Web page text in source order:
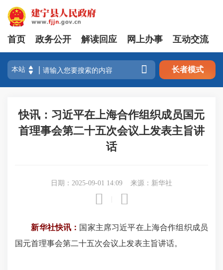
首页 政务公开 解读回应 网上办事 互动交流
 长者模式
快讯：习近平在上海合作组织成员国元
首理事会第二十五次会议上发表主旨讲
话
日期：2025-09-01 14:09 来源：新华社
 
新华社快讯： 国家主席习近平在上海合作组织成员
国元首理事会第二十五次会议上发表主旨讲话。